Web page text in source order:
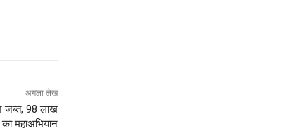
अगला लेख
जब्त, 98 लाख
महाअभियान